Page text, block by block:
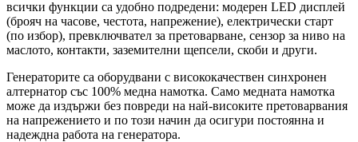
всички функции са удобно подредени: модерен LED дисплей
(брояч на часове, честота, напрежение), електрически старт
(по избор), превключвател за претоварване, сензор за ниво на
маслото, контакти, заземителни щепсели, скоби и други.
Генераторите са оборудвани с висококачествен синхронен
алтернатор със 100% медна намотка. Само медната намотка
може да издържи без повреди на най-високите претоварвания
на напрежението и по този начин да осигури постоянна и
надеждна работа на генератора.